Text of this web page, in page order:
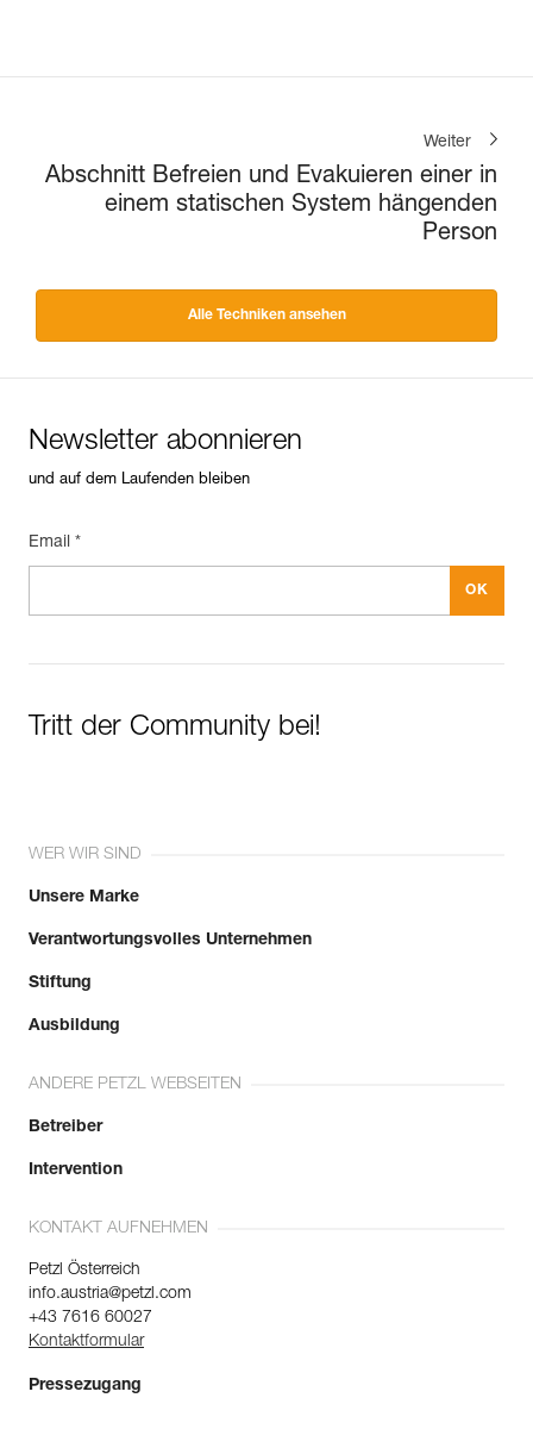
Weiter
Abschnitt Befreien und Evakuieren einer in
einem statischen System hängenden
Person
Alle Techniken ansehen
Newsletter abonnieren
und auf dem Laufenden bleiben
Email *
Tritt der Community bei!
WER WIR SIND
Unsere Marke
Verantwortungsvolles Unternehmen
Stiftung
Ausbildung
ANDERE PETZL WEBSEITEN
Betreiber
Intervention
KONTAKT AUFNEHMEN
Petzl Österreich
info.austria@petzl.com
+43 7616 60027
Kontaktformular
Pressezugang